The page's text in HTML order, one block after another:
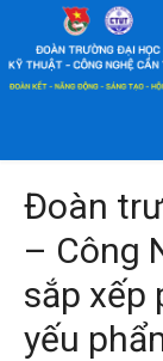
nội
Đoàn
– Công
sắp xếp
yếu